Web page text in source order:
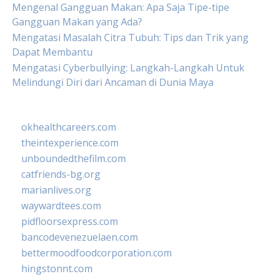
Mengenal Gangguan Makan: Apa Saja Tipe-tipe
Gangguan Makan yang Ada?
Mengatasi Masalah Citra Tubuh: Tips dan Trik yang
Dapat Membantu
Mengatasi Cyberbullying: Langkah-Langkah Untuk
Melindungi Diri dari Ancaman di Dunia Maya
okhealthcareers.com
theintexperience.com
unboundedthefilm.com
catfriends-bg.org
marianlives.org
waywardtees.com
pidfloorsexpress.com
bancodevenezuelaen.com
bettermoodfoodcorporation.com
hingstonnt.com